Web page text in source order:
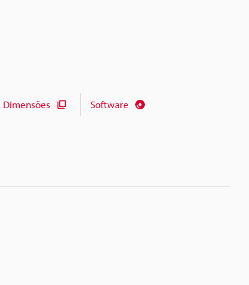
Dimensões Software